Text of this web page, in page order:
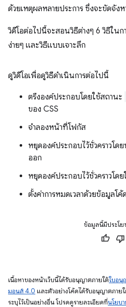
ด้วยเหตุผลหลายประการ ซึ่งจะขัดจัง
วิดีโอต่อไปนี้จะสอนวิธีต่างๆ 6 วิธีใน
ง่ายๆ และวิธีแบบเจาะลึก
ดูวิดีโอเพื่อดูวิธีดำเนินการต่อไปนี้
ตรึงองค์ประกอบโดยใช้สถานะ
ของ CSS
จำลองหน้าที่โฟกัส
หยุดองค์ประกอบไว้ชั่วคราวโด
ออก
หยุดองค์ประกอบไว้ชั่วคราวโด
ตั้งค่าการหมดเวลาด้วยข้อมูลโค้ด
ข้อมูลนี้มีประโย
เนื้อหาของหน้าเว็บนี้ได้รับอนุญาตภายใต้ใบอนุ
มอนส์ 4.0 และตัวอย่างโค้ดได้รับอนุญาตภาย
ระบุไว้เป็นอย่างอื่น โปรดดูรายละเอียดที่นโยบ